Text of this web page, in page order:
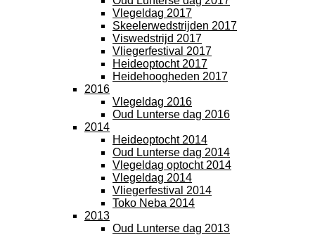
Vlegeldag 2017
Skeelerwedstrijden 2017
Viswedstrijd 2017
Vliegerfestival 2017
Heideoptocht 2017
Heidehoogheden 2017
2016
Vlegeldag 2016
Oud Lunterse dag 2016
2014
Heideoptocht 2014
Oud Lunterse dag 2014
Vlegeldag optocht 2014
Vlegeldag 2014
Vliegerfestival 2014
Toko Neba 2014
2013
Oud Lunterse dag 2013